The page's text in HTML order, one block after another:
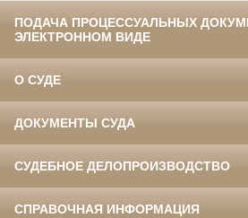
ПОДАЧА ПРОЦЕССУАЛЬНЫХ
ЭЛЕКТРОННОМ ВИДЕ
О СУДЕ
ДОКУМЕНТЫ СУДА
СУДЕБНОЕ ДЕЛОПРОИЗВОДСТВО
СПРАВОЧНАЯ ИНФОРМАЦИЯ